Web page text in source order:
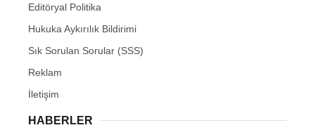
Editöryal Politika
Hukuka Aykırılık Bildirimi
Sık Sorulan Sorular (SSS)
Reklam
İletişim
HABERLER